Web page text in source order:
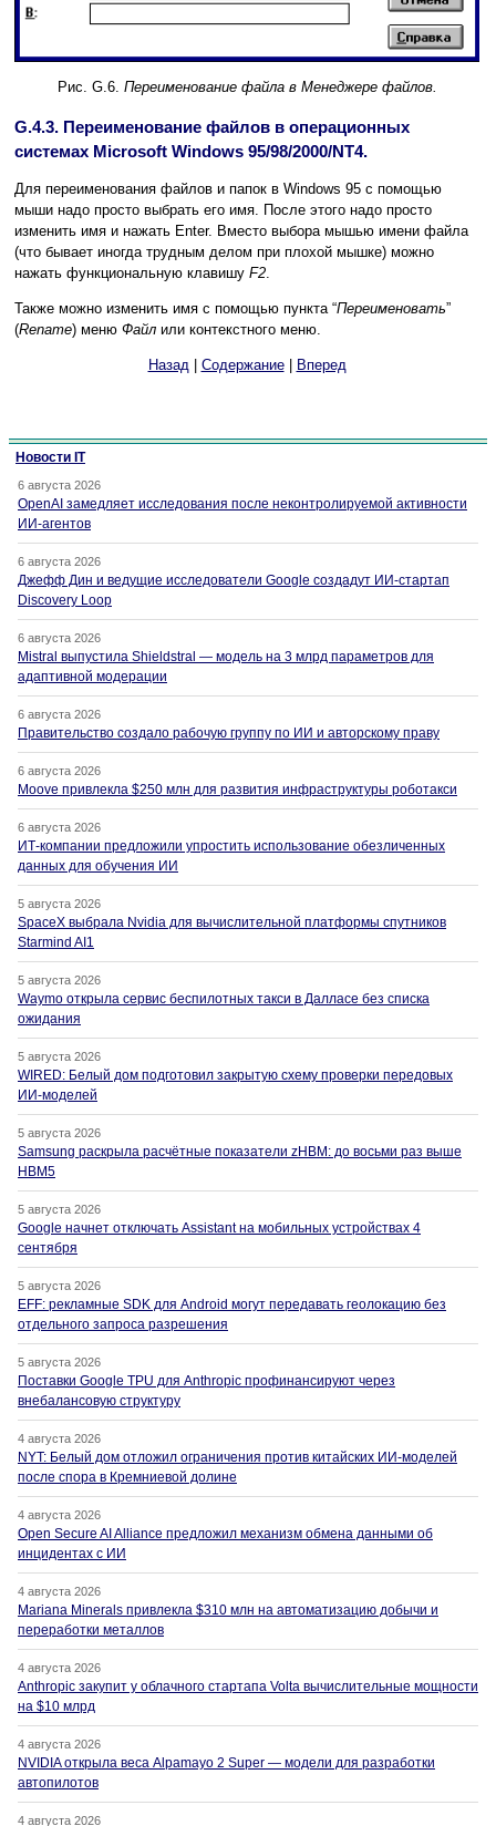
Рис. G.6. Переименование файла в Менеджере файлов.
G.4.3. Переименование файлов в операционных
системах Microsoft Windows 95/98/2000/NT4.
Для переименования файлов и папок в Windows 95 с помощью
мыши надо просто выбрать его имя. После этого надо просто
изменить имя и нажать Enter. Вместо выбора мышью имени файла
(что бывает иногда трудным делом при плохой мышке) можно
нажать функциональную клавишу F2
Также можно изменить имя с помощью пункта “Переименовать”
(Rename) меню Файл или контекстного меню.
Назад Содержание| Вперед
Новости IT
6 августа 2026
OpenAI замедляет исследования после неконтролируемой активности
ИИ-агентов
6 августа 2026
Джефф Дин и ведущие исследователи Google создадут ИИ-стартап
Discovery Loop
6 августа 2026
Mistral выпустила Shieldstral — модель на 3 млрд параметров для
адаптивной модерации
6 августа 2026
Правительство создало рабочую группу по ИИ и авторскому праву
6 августа 2026
Moove привлекла $250 млн для развития инфраструктуры роботакси
6 августа 2026
ИТ-компании предложили упростить использование обезличенных
данных для обучения ИИ
5 августа 2026
SpaceX выбрала Nvidia для вычислительной платформы спутников
Starmind AI1
5 августа 2026
Waymo открыла сервис беспилотных такси в Далласе без списка
ожидания
5 августа 2026
WIRED: Белый дом подготовил закрытую схему проверки передовых
ИИ-моделей
5 августа 2026
Samsung раскрыла расчётные показатели zHBM: до восьми раз выше
HBM5
5 августа 2026
Google начнет отключать Assistant на мобильных устройствах 4
сентября
5 августа 2026
EFF: рекламные SDK для Android могут передавать геолокацию без
отдельного запроса разрешения
5 августа 2026
Поставки Google TPU для Anthropic профинансируют через
внебалансовую структуру
4 августа 2026
NYT: Белый дом отложил ограничения против китайских ИИ-моделей
после спора в Кремниевой долине
4 августа 2026
Open Secure AI Alliance предложил механизм обмена данными об
инцидентах с ИИ
4 августа 2026
Mariana Minerals привлекла $310 млн на автоматизацию добычи и
переработки металлов
4 августа 2026
Anthropic закупит у облачного стартапа Volta вычислительные мощности
на $10 млрд
4 августа 2026
NVIDIA открыла веса Alpamayo 2 Super — модели для разработки
автопилотов
4 августа 2026